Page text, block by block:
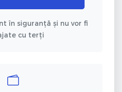
în siguranță și nu vor fi
cu terți